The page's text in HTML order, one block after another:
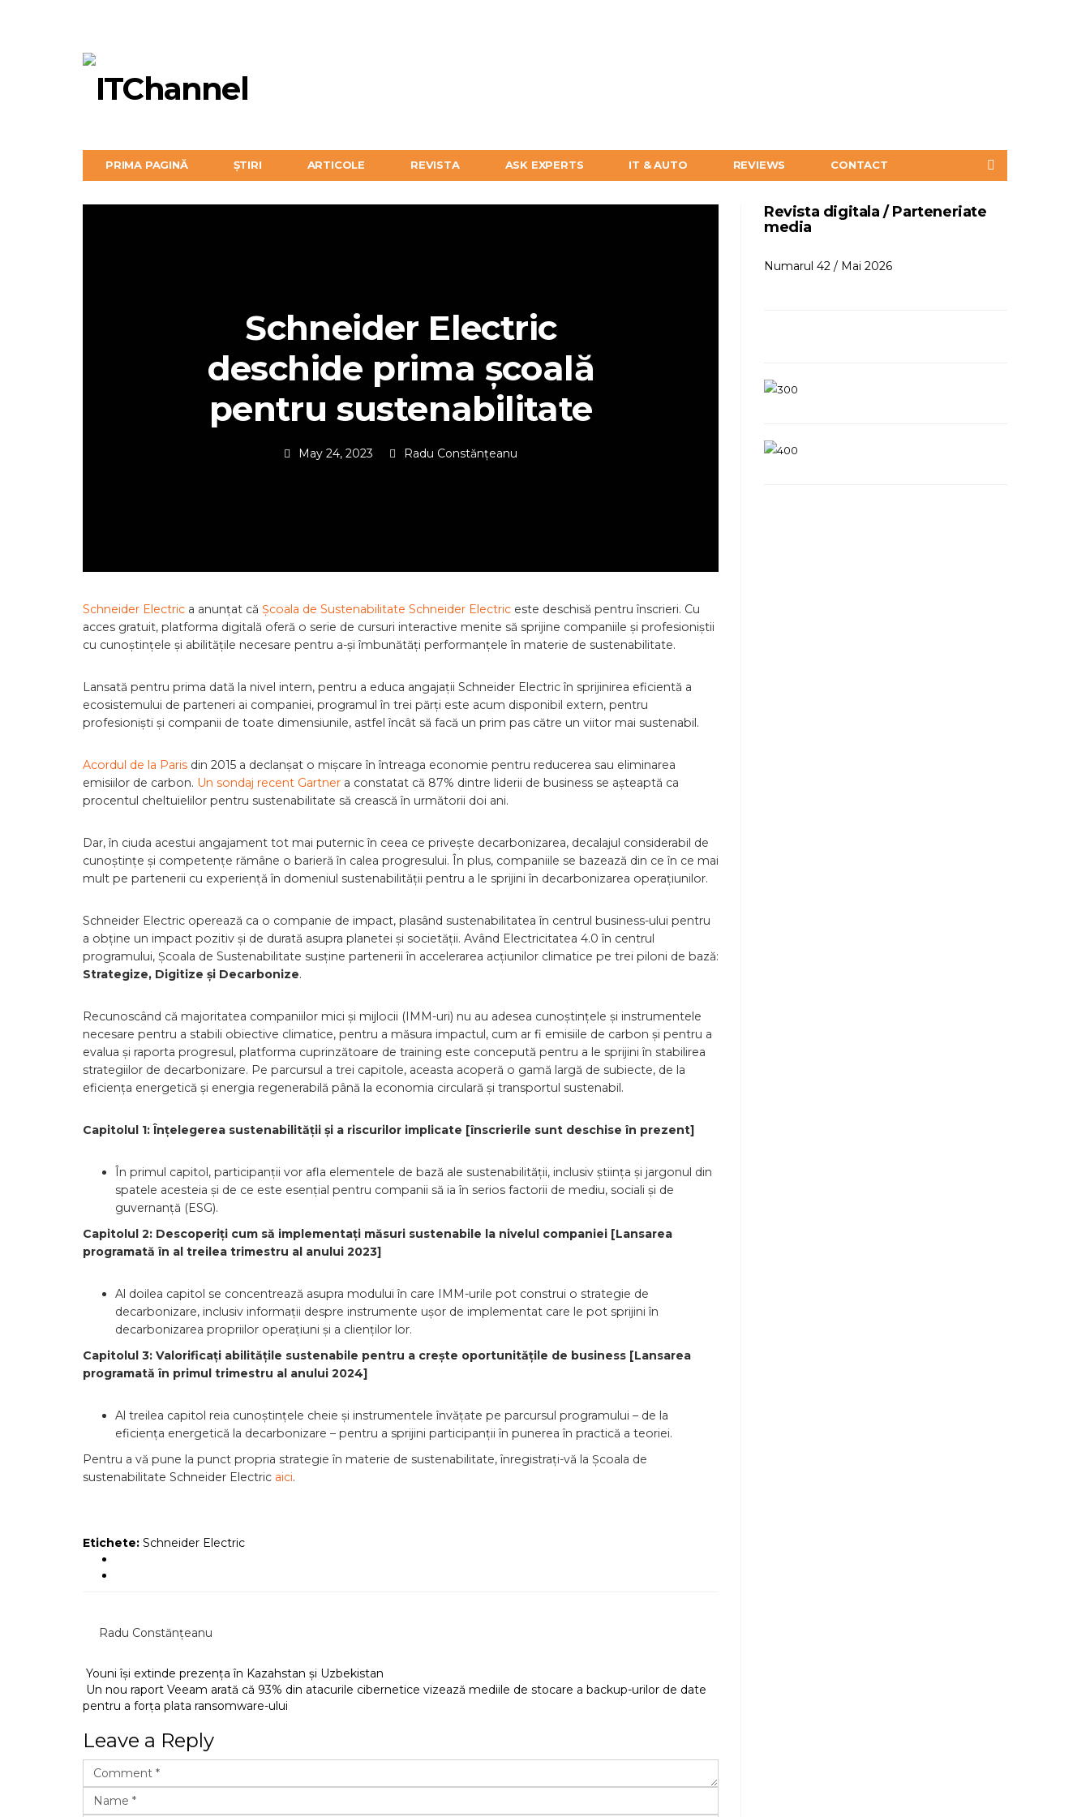
PRIMA PAGINĂ ȘTIRI ARTICOLE REVISTA ASK EXPERTS IT & AUTO REVIEWS CONTACT
Schneider Electric
deschide prima școală
pentru sustenabilitate
May 24, 2023 Radu Constănțeanu
Schneider Electric a anunțat că Școala de Sustenabilitate Schneider Electric este deschisă pentru înscrieri. Cu
acces gratuit, platforma digitală oferă o serie de cursuri interactive menite să sprijine companiile și profesioniștii
cu cunoștințele și abilitățile necesare pentru a-și îmbunătăți performanțele în materie de sustenabilitate.
Lansată pentru prima dată la nivel intern, pentru a educa angajații Schneider Electric în sprijinirea eficientă a
ecosistemului de parteneri ai companiei, programul în trei părți este acum disponibil extern, pentru
profesioniști și companii de toate dimensiunile, astfel încât să facă un prim pas către un viitor mai sustenabil.
Acordul de la Paris din 2015 a declanșat o mișcare în întreaga economie pentru reducerea sau eliminarea
emisiilor de carbon. Un sondaj recent Gartner a constatat că 87% dintre liderii de business se așteaptă ca
procentul cheltuielilor pentru sustenabilitate să crească în următorii doi ani.
Dar, în ciuda acestui angajament tot mai puternic în ceea ce privește decarbonizarea, decalajul considerabil de
cunoștințe și competențe rămâne o barieră în calea progresului. În plus, companiile se bazează din ce în ce mai
mult pe partenerii cu experiență în domeniul sustenabilității pentru a le sprijini în decarbonizarea operațiunilor.
Schneider Electric operează ca o companie de impact, plasând sustenabilitatea în centrul business-ului pentru
a obține un impact pozitiv și de durată asupra planetei și societății. Având Electricitatea 4.0 în centrul
programului, Școala de Sustenabilitate susține partenerii în accelerarea acțiunilor climatice pe trei piloni de bază:
Strategize, Digitize și Decarbonize.
Recunoscând că majoritatea companiilor mici și mijlocii (IMM-uri) nu au adesea cunoștințele și instrumentele
necesare pentru a stabili obiective climatice, pentru a măsura impactul, cum ar fi emisiile de carbon și pentru a
evalua și raporta progresul, platforma cuprinzătoare de training este concepută pentru a le sprijini în stabilirea
strategiilor de decarbonizare. Pe parcursul a trei capitole, aceasta acoperă o gamă largă de subiecte, de la
eficiența energetică și energia regenerabilă până la economia circulară și transportul sustenabil.
Capitolul 1: Înțelegerea sustenabilității și a riscurilor implicate [înscrierile sunt deschise în prezent]
În primul capitol, participanții vor afla elementele de bază ale sustenabilității, inclusiv știința și jargonul din
spatele acesteia și de ce este esențial pentru companii să ia în serios factorii de mediu, sociali și de
guvernanță (ESG).
Capitolul 2: Descoperiți cum să implementați măsuri sustenabile la nivelul companiei [Lansarea
programată în al treilea trimestru al anului 2023]
Al doilea capitol se concentrează asupra modului în care IMM-urile pot construi o strategie de
decarbonizare, inclusiv informații despre instrumente ușor de implementat care le pot sprijini în
decarbonizarea propriilor operațiuni și a clienților lor.
Capitolul 3: Valorificați abilitățile sustenabile pentru a crește oportunitățile de business [Lansarea
programată în primul trimestru al anului 2024]
Al treilea capitol reia cunoștințele cheie și instrumentele învățate pe parcursul programului – de la
eficiența energetică la decarbonizare – pentru a sprijini participanții în punerea în practică a teoriei.
Pentru a vă pune la punct propria strategie în materie de sustenabilitate, înregistrați-vă la Școala de
sustenabilitate Schneider Electric aici.
Etichete: Schneider Electric
Radu Constănțeanu
Youni își extinde prezența în Kazahstan și Uzbekistan
Un nou raport Veeam arată că 93% din atacurile cibernetice vizează mediile de stocare a backup-urilor de date
pentru a forța plata ransomware-ului
Leave a Reply
Revista digitala / Parteneriate
media
Numarul 42 / Mai 2026